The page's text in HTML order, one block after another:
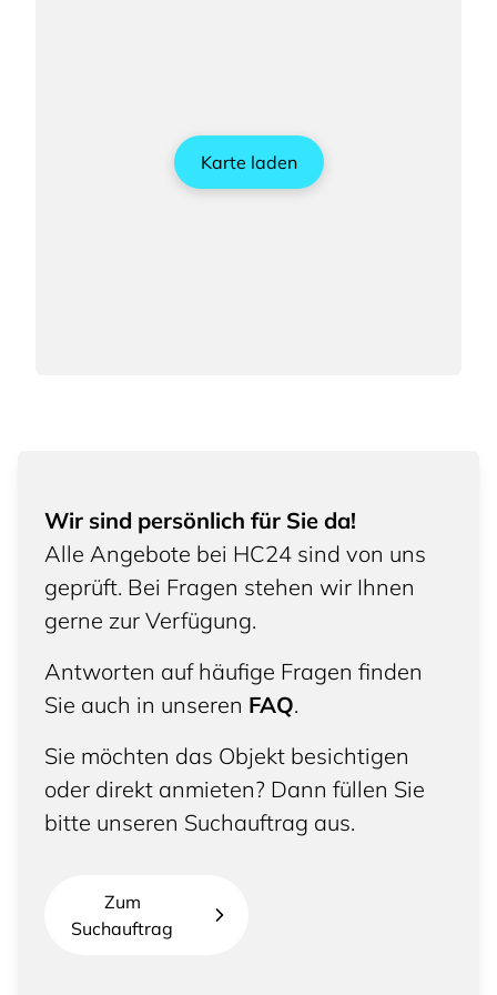
Karte laden
Wir sind persönlich für Sie da!
Alle Angebote bei HC24 sind von uns
geprüft. Bei Fragen stehen wir Ihnen
gerne zur Verfügung.
Antworten auf häufige Fragen finden
Sie auch in unseren FAQ.
Sie möchten das Objekt besichtigen
oder direkt anmieten? Dann füllen Sie
bitte unseren Suchauftrag aus.
Zum
Suchauftrag